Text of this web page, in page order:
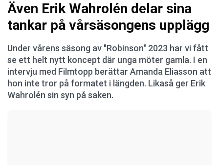
Även Erik Wahrolén delar sina
tankar på vårsäsongens upplägg
Under vårens säsong av "Robinson" 2023 har vi fått
se ett helt nytt koncept där unga möter gamla. I en
intervju med Filmtopp berättar Amanda Eliasson att
hon inte tror på formatet i längden. Likaså ger Erik
Wahrolén sin syn på saken.